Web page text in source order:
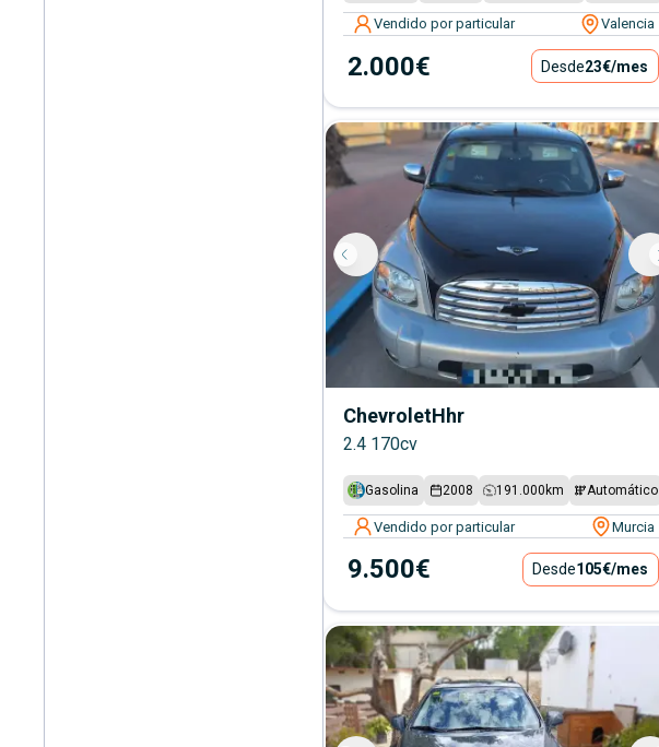
Vendido por particular Valencia
2.000€ Desde23€/mes
ChevroletHhr
2.4 170cv
Gasolina 2008 191.000 km Automático
Vendido por particular Murcia
9.500€ Desde105€/mes